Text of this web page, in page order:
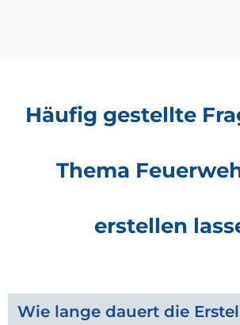
Häufig gestellte
Thema
erstellen
Wie lange dauert die